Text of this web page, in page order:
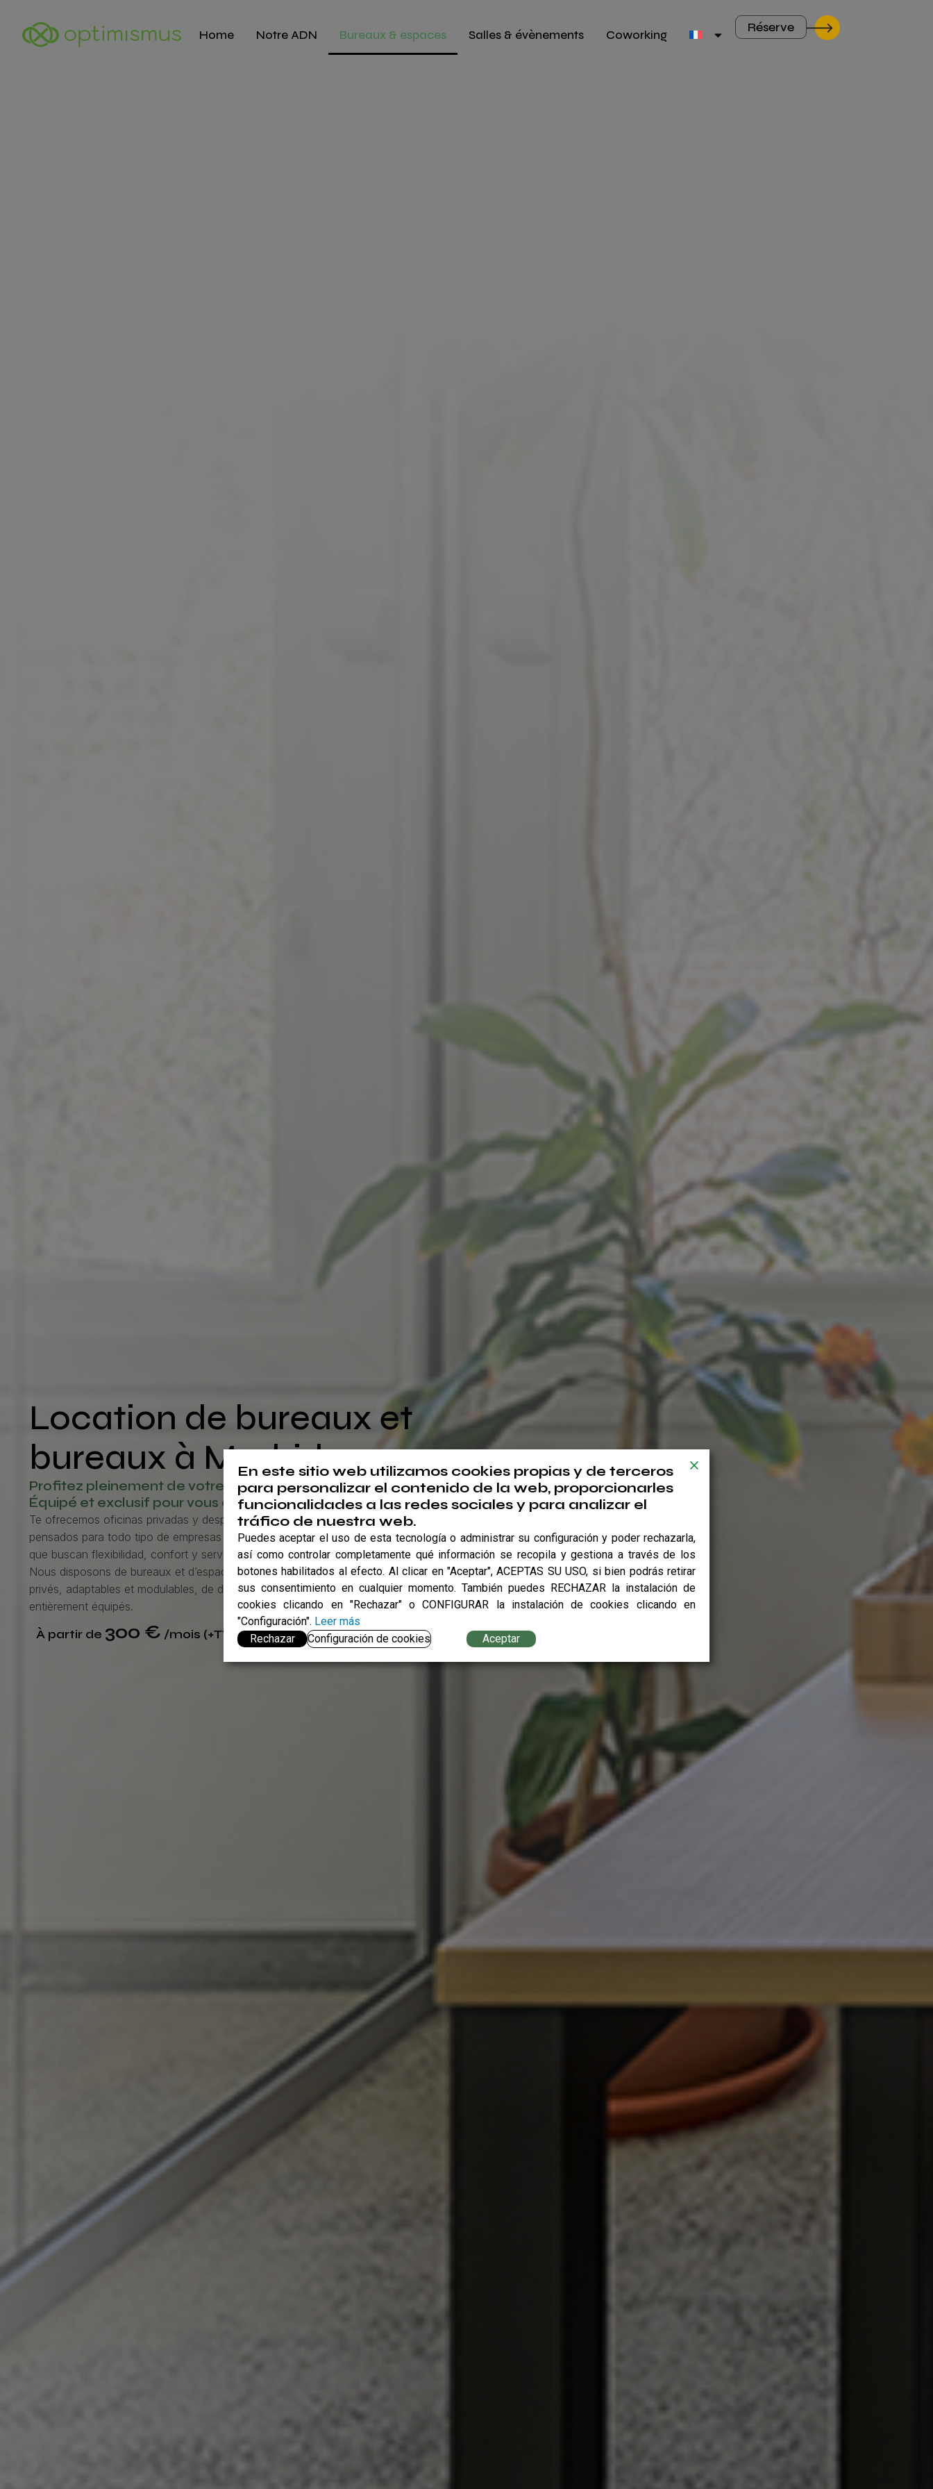
Home Notre ADN Bureaux & espaces Salles & évènements Coworking
Réserve
Location de bureaux et
bureaux à Madrid
Profitez pleinement de votre espace
Équipé et exclusif pour vous ou votre équipe.
Te ofrecemos oficinas privadas y despachos individuales
pensados para todo tipo de empresas y profesionales
que buscan flexibilidad, confort y servicios integrales.
Nous disposons de bureaux et d’espaces de travail
privés, adaptables et modulables, de différentes tailles et
entièrement équipés.
À partir de 300 € /mois (+TVA) Contact
En este sitio web utilizamos cookies propias y de terceros
para personalizar el contenido de la web, proporcionarles
funcionalidades a las redes sociales y para analizar el
tráfico de nuestra web.
Puedes aceptar el uso de esta tecnología o administrar su configuración y poder rechazarla,
así como controlar completamente qué información se recopila y gestiona a través de los
botones habilitados al efecto. Al clicar en "Aceptar", ACEPTAS SU USO, si bien podrás retirar
sus consentimiento en cualquier momento. También puedes RECHAZAR la instalación de
cookies clicando en "Rechazar" o CONFIGURAR la instalación de cookies clicando en
"Configuración". Leer más
Rechazar
Configuración de cookies Aceptar